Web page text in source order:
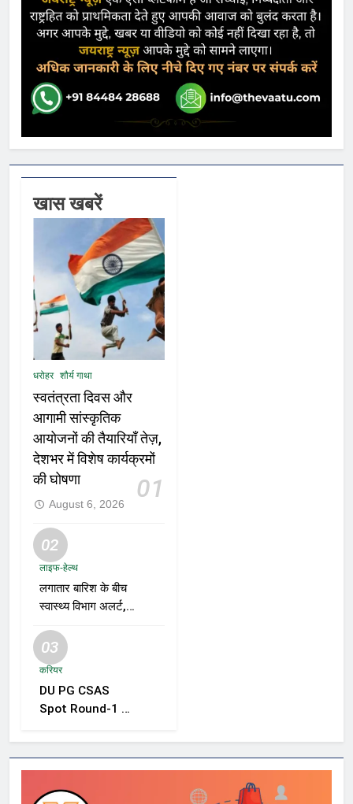
खास खबरें
धरोहर शौर्य गाथा
स्वतंत्रता दिवस और
आगामी सांस्कृतिक
आयोजनों की तैयारियाँ तेज़,
देशभर में विशेष कार्यक्रमों
की घोषणा
01
August 6, 2026
02
लाइफ-हेल्थ
लगातार बारिश के बीच
स्वास्थ्य विभाग अलर्ट,
वायरल बुखार की
रोकथाम के लिए राज्यों
निर्देश
03
करियर
DU PG CSAS
Spot Round-1 की
को आवेदन और सीट
स्वीकार करने के लिए